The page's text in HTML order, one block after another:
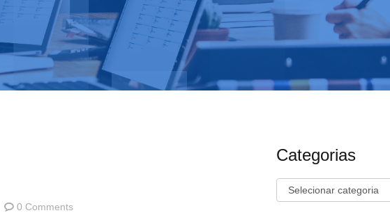
0 Comments
Categorias
Categorias